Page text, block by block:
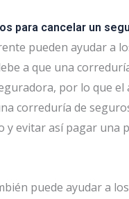
para cancelar un
pueden ayudar a
a que una
por lo que
correduría de
evitar así pagar una
puede ayudar a